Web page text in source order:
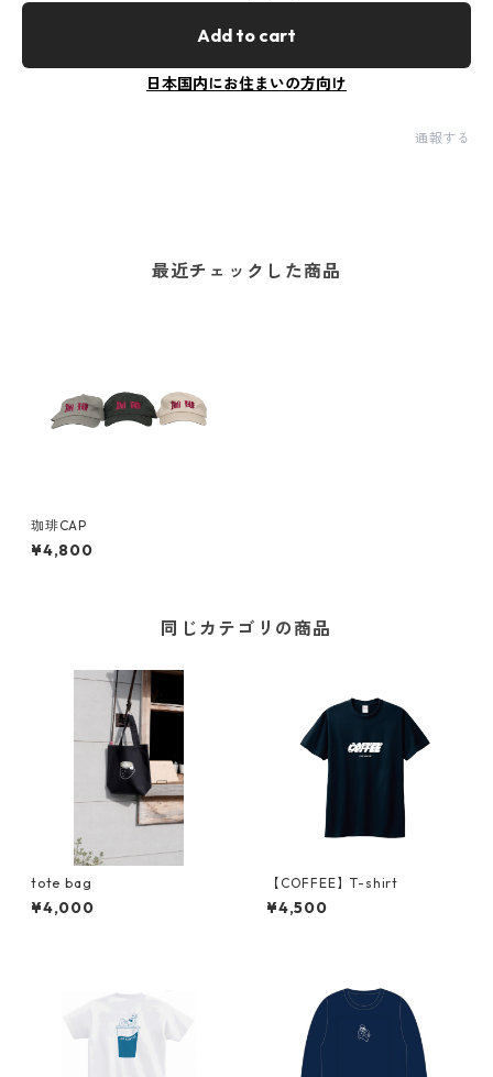
Add to cart
日本国内にお住まいの方向け
通報する
最近チェックした商品
珈琲CAP
¥4,800
同じカテゴリの商品
tote bag
¥4,000
【COFFEE】T-shirt
¥4,500